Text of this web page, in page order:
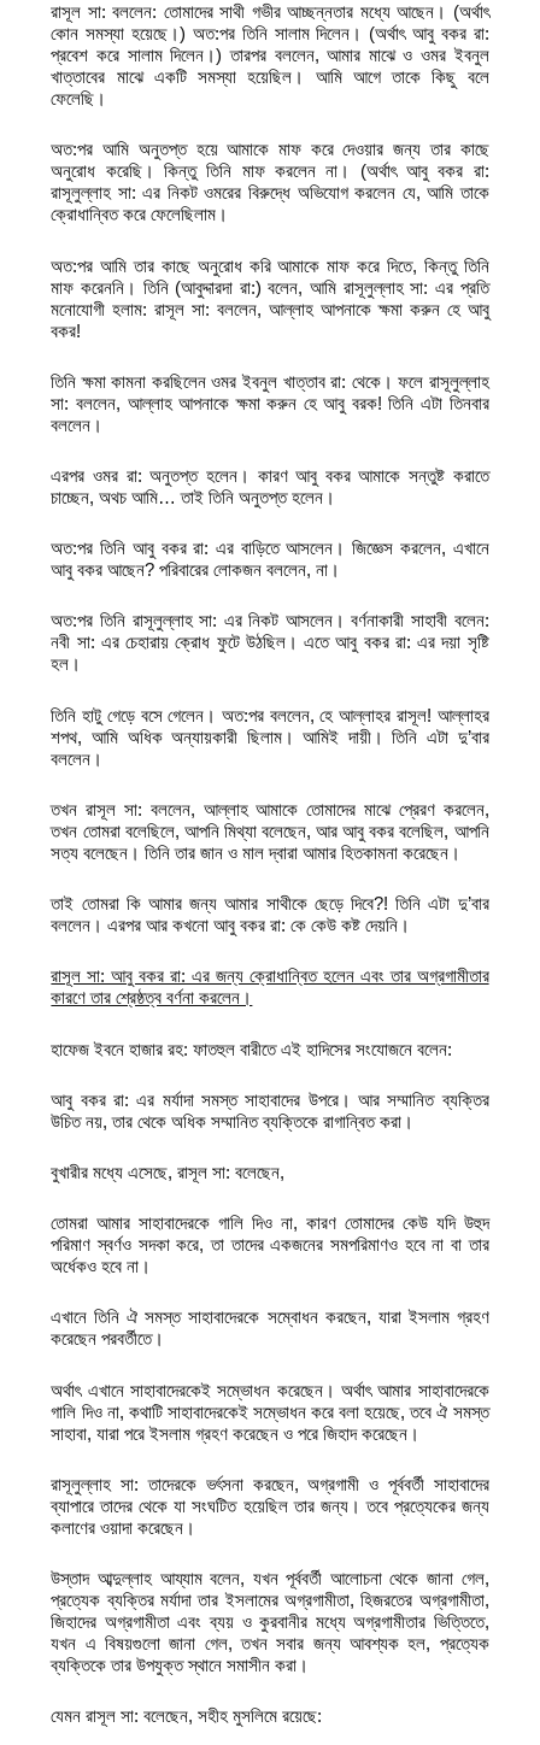
রাসূল সা: বললেন: তোমাদের সাথী গভীর আচ্ছন্নতার মধ্যে আছেন। (অর্থাৎ
কোন সমস্যা হয়েছে।) অত:পর তিনি সালাম দিলেন। (অর্থাৎ আবু বকর রা:
প্রবেশ করে সালাম দিলেন।) তারপর বললেন, আমার মাঝে ও ওমর ইবনুল
খাত্তাবের মাঝে একটি সমস্যা হয়েছিল। আমি আগে তাকে কিছু বলে
ফেলেছি।
অত:পর আমি অনুতপ্ত হয়ে আমাকে মাফ করে দেওয়ার জন্য তার কাছে
অনুরোধ করেছি। কিন্তু তিনি মাফ করলেন না। (অর্থাৎ আবু বকর রা:
রাসূলুল্লাহ সা: এর নিকট ওমরের বিরুদ্ধে অভিযোগ করলেন যে, আমি তাকে
ক্রোধান্বিত করে ফেলেছিলাম।
অত:পর আমি তার কাছে অনুরোধ করি আমাকে মাফ করে দিতে, কিন্তু তিনি
মাফ করেননি। তিনি (আবুদ্দারদা রা:) বলেন, আমি রাসূলুল্লাহ সা: এর প্রতি
মনোযোগী হলাম: রাসূল সা: বললেন, আল্লাহ আপনাকে ক্ষমা করুন হে আবু
বকর!
তিনি ক্ষমা কামনা করছিলেন ওমর ইবনুল খাত্তাব রা: থেকে। ফলে রাসূলুল্লাহ
সা: বললেন, আল্লাহ আপনাকে ক্ষমা করুন হে আবু বরক! তিনি এটা তিনবার
বললেন।
এরপর ওমর রা: অনুতপ্ত হলেন। কারণ আবু বকর আমাকে সন্তুষ্ট করাতে
চাচ্ছেন, অথচ আমি… তাই তিনি অনুতপ্ত হলেন।
অত:পর তিনি আবু বকর রা: এর বাড়িতে আসলেন। জিজ্ঞেস করলেন, এখানে
আবু বকর আছেন? পরিবারের লোকজন বললেন, না।
অত:পর তিনি রাসূলুল্লাহ সা: এর নিকট আসলেন। বর্ণনাকারী সাহাবী বলেন:
নবী সা: এর চেহারায় ক্রোধ ফুটে উঠছিল। এতে আবু বকর রা: এর দয়া সৃষ্টি
হল।
তিনি হাটু গেড়ে বসে গেলেন। অত:পর বললেন, হে আল্লাহর রাসূল! আল্লাহর
শপথ, আমি অধিক অন্যায়কারী ছিলাম। আমিই দায়ী। তিনি এটা দু’বার
বললেন।
তখন রাসূল সা: বললেন, আল্লাহ আমাকে তোমাদের মাঝে প্রেরণ করলেন,
তখন তোমরা বলেছিলে, আপনি মিথ্যা বলেছেন, আর আবু বকর বলেছিল, আপনি
সত্য বলেছেন। তিনি তার জান ও মাল দ্বারা আমার হিতকামনা করেছেন।
তাই তোমরা কি আমার জন্য আমার সাথীকে ছেড়ে দিবে?! তিনি এটা দু’বার
বললেন। এরপর আর কখনো আবু বকর রা: কে কেউ কষ্ট দেয়নি।
রাসূল সা: আবু বকর রা: এর জন্য ক্রোধান্বিত হলেন এবং তার অগ্রগামীতার
কারণে তার শ্রেষ্ঠত্ব বর্ণনা করলেন।
হাফেজ ইবনে হাজার রহ: ফাতহুল বারীতে এই হাদিসের সংযোজনে বলেন:
আবু বকর রা: এর মর্যাদা সমস্ত সাহাবাদের উপরে। আর সম্মানিত ব্যক্তির
উচিত নয়, তার থেকে অধিক সম্মানিত ব্যক্তিকে রাগান্বিত করা।
বুখারীর মধ্যে এসেছে, রাসূল সা: বলেছেন,
তোমরা আমার সাহাবাদেরকে গালি দিও না, কারণ তোমাদের কেউ যদি উহুদ
পরিমাণ স্বর্ণও সদকা করে, তা তাদের একজনের সমপরিমাণও হবে না বা তার
অর্ধেকও হবে না।
এখানে তিনি ঐ সমস্ত সাহাবাদেরকে সম্বোধন করছেন, যারা ইসলাম গ্রহণ
করেছেন পরবর্তীতে।
অর্থাৎ এখানে সাহাবাদেরকেই সম্ভোধন করেছেন। অর্থাৎ আমার সাহাবাদেরকে
গালি দিও না, কথাটি সাহাবাদেরকেই সম্ভোধন করে বলা হয়েছে, তবে ঐ সমস্ত
সাহাবা, যারা পরে ইসলাম গ্রহণ করেছেন ও পরে জিহাদ করেছেন।
রাসূলুল্লাহ সা: তাদেরকে ভর্ৎসনা করছেন, অগ্রগামী ও পূর্ববর্তী সাহাবাদের
ব্যাপারে তাদের থেকে যা সংঘটিত হয়েছিল তার জন্য। তবে প্রত্যেকের জন্য
কলাণের ওয়াদা করেছেন।
উস্তাদ আব্দুল্লাহ আয্যাম বলেন, যখন পূর্ববর্তী আলোচনা থেকে জানা গেল,
প্রত্যেক ব্যক্তির মর্যাদা তার ইসলামের অগ্রগামীতা, হিজরতের অগ্রগামীতা,
জিহাদের অগ্রগামীতা এবং ব্যয় ও কুরবানীর মধ্যে অগ্রগামীতার ভিত্তিতে,
যখন এ বিষয়গুলো জানা গেল, তখন সবার জন্য আবশ্যক হল, প্রত্যেক
ব্যক্তিকে তার উপযুক্ত স্থানে সমাসীন করা।
যেমন রাসূল সা: বলেছেন, সহীহ মুসলিমে রয়েছে: